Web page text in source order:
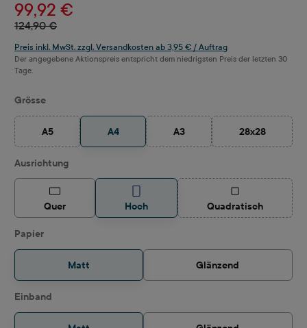
99,92 €
124,90 €
Preis inkl. MwSt. zzgl. Versandkosten ab 3,95 € / Auftrag
Der angegebene Aktionspreis entspricht dem niedrigsten Preis der letzten 30
Tage.
Grösseauswählen
A5
(Diese Option ist zurzeit nicht verfügbar.)
A4 A3
(Diese Option ist zurzeit nicht
28x28
(Diese
Ausrichtungauswählen
Quer Hoch Quadratisch(Diese Option ist
Papierauswählen
Matt Glänzend
Einband